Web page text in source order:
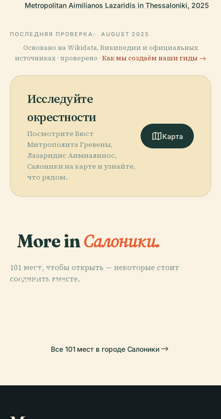
Metropolitan Aimilianos Lazaridis in Thessaloniki, 2025
ПОСЛЕДНЯЯ ПРОВЕРКА: AUGUST 2025
Основано на Wikidata, Википедии и официальных
источниках · проверено · Как мы создаём наши гиды →
Исследуйте
окрестности
Посмотрите Бюст
Митрополита Гревены,
Лазаридис Аимиалинос,
Салоники на карте и узнайте,
что рядом.
Карта
More inСалоники.
101 мест, чтобы открыть — некоторые стоит
соединить вместе.
Арка И
Гробница
PLACE
Все 101 мест в городе Салоники